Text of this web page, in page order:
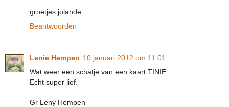
groetjes jolande
Beantwoorden
Lenie Hempen 10 januari 2012 om 11:01
Wat weer een schatje van een kaart TINIE.
Echt super lief.
Gr Leny Hempen